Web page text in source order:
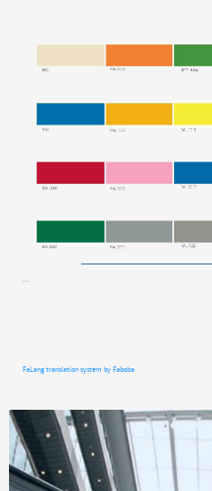
FaLang translation system by Faboba